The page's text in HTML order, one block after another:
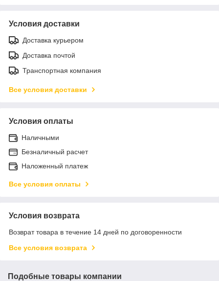
Условия доставки
Доставка курьером
Доставка почтой
Транспортная компания
Все условия доставки
Условия оплаты
Наличными
Безналичный расчет
Наложенный платеж
Все условия оплаты
Условия возврата
Возврат товара в течение 14 дней по договоренности
Все условия возврата
Подобные товары компании